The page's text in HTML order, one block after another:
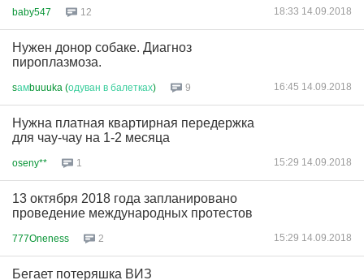
baby547 12 18:33 14.09.2018
Нужен донор собаке. Диагноз
пироплазмоза.
sамbuuuka (одуван в балетках) 9 16:45 14.09.2018
Нужна платная квартирная передержка
для чау-чау на 1-2 месяца
oseny** 1 15:29 14.09.2018
13 октября 2018 года запланировано
проведение международных протестов
777Oneness 2 15:29 14.09.2018
Бегает потеряшка ВИЗ